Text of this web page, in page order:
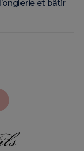
et bâtir